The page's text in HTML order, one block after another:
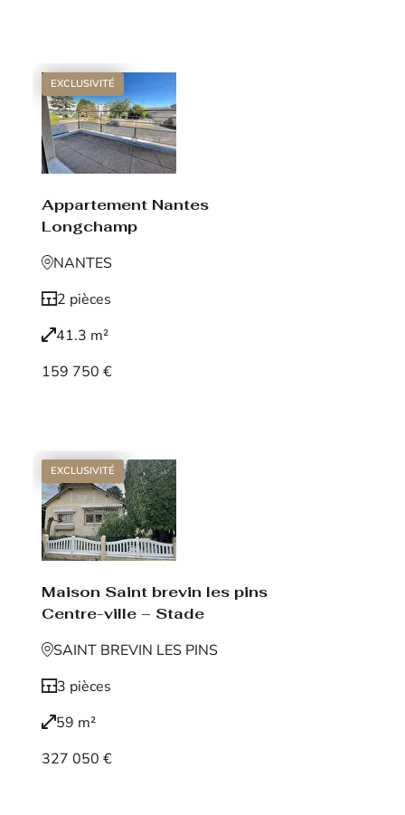
EXCLUSIVITÉ
Appartement Nantes
Longchamp
NANTES
2 pièces
41.3 m²
159 750 €
EXCLUSIVITÉ
Maison Saint brevin les pins
Centre-ville – Stade
SAINT BREVIN LES PINS
3 pièces
59 m²
327 050 €